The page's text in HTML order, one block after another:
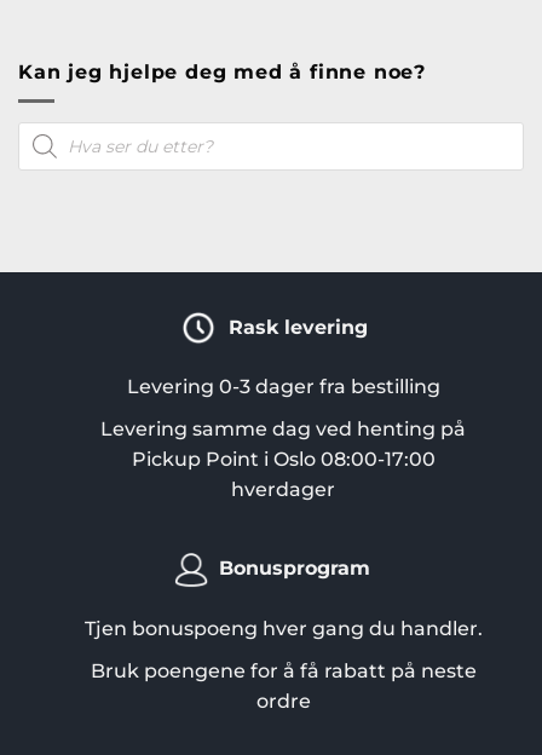
Kan jeg hjelpe deg med å finne noe?
Products
search
Rask levering
Levering 0-3 dager fra bestilling
Levering samme dag ved henting på
Pickup Point i Oslo 08:00-17:00
hverdager
Bonusprogram
Tjen bonuspoeng hver gang du handler.
Bruk poengene for å få rabatt på neste
ordre